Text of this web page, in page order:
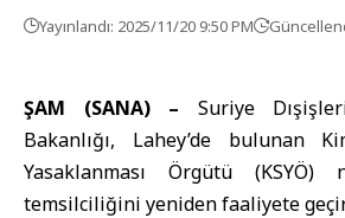
Yayınlandı: 2025/11/20 9:50 PM
ŞAM (SANA) – Suriye
Bakanlığı, Lahey’de bulunan
Yasaklanması Örgütü (KSYÖ)
temsilciliğini yeniden faaliyete